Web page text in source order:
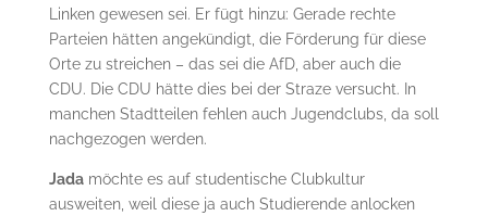
Linken gewesen sei. Er fügt hinzu: Gerade rechte
Parteien hätten angekündigt, die Förderung für diese
Orte zu streichen – das sei die AfD, aber auch die
CDU. Die CDU hätte dies bei der Straze versucht. In
manchen Stadtteilen fehlen auch Jugendclubs, da soll
nachgezogen werden.
Jadamöchte es auf studentische Clubkultur
ausweiten, weil diese ja auch Studierende anlocken